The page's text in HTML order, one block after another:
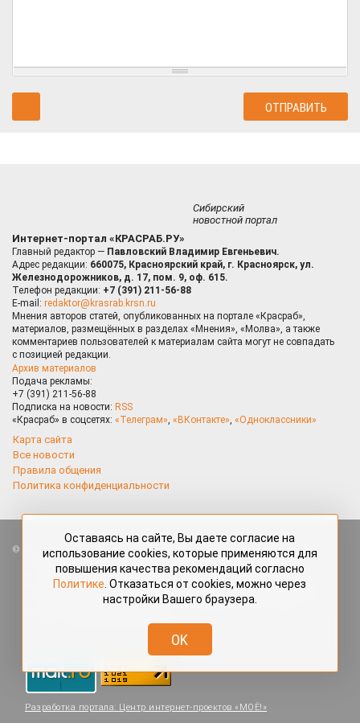
Сибирский
новостной портал
Интернет-портал «КРАСРАБ.РУ»
Главный редактор — Павловский Владимир Евгеньевич.
Адрес редакции: 660075, Красноярский край, г. Красноярск, ул.
Железнодорожников, д. 17, пом. 9, оф. 615.
Телефон редакции: +7 (391) 211-56-88
E-mail: redaktor@krasrab.krsn.ru
Мнения авторов статей, опубликованных на портале «Красраб»,
материалов, размещённых в разделах «Мнения», «Молва», а также
комментариев пользователей к материалам сайта могут не совпадать
с позицией редакции.
Архив материалов
Подача рекламы:
+7 (391) 211-56-88
Подписка на новости: RSS
«Красраб» в соцсетях: «Телеграм», «ВКонтакте», «Одноклассники»
Карта сайта
Все новости
Правила общения
Политика конфиденциальности
Все права защищены. Любые материалы, размещённые на портале
«Красраб.ру» сотрудниками редакции, нештатными авторами
и читателями, являются объектами авторского права. Полное или
частичное использование материалов, размещённых на портале
«Красраб.ру», допускается только с письменного согласия редакции
redaktor@krasrab.krsn.ru.
Разработка портала: Центр интернет-проектов «МОЁ!»
Оставаясь на сайте, Вы даете согласие на
использование cookies, которые применяются для
повышения качества рекомендаций согласно
Политике . Отказаться от cookies, можно через
настройки Вашего браузера.
OK